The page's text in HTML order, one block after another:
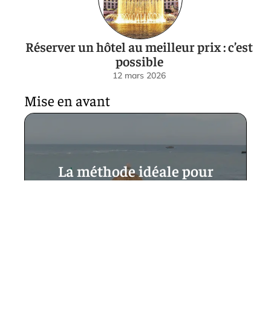
Réserver un hôtel au meilleur prix : c’est
possible
12 mars 2026
Mise en avant
La méthode idéale pour
acheter un vol au départ de